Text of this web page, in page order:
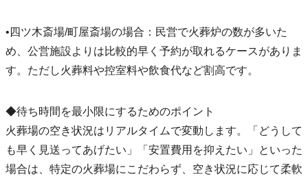
•四ツ木斎場/町屋斎場の場合：民営で火葬炉の数が多いた
め、公営施設よりは比較的早く予約が取れるケースがありま
す。ただし火葬料や控室料や飲食代など割高です。
◆待ち時間を最小限にするためのポイント
火葬場の空き状況はリアルタイムで変動します。「どうして
も早く見送ってあげたい」「安置費用を抑えたい」といった
場合は、特定の火葬場にこだわらず、空き状況に応じて柔軟